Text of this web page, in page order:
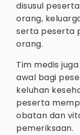
disusul
orang,
serta peserta
orang.
Tim medis
awal bagi
keluhan
peserta
obatan dan
pemeriksaan.